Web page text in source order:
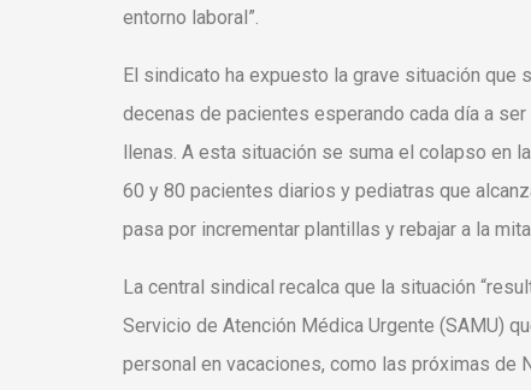
entorno laboral”.
El sindicato ha expuesto la grave situación que
decenas de pacientes esperando cada día a
llenas. A esta situación se suma el colapso en
60 y 80 pacientes diarios y pediatras que
pasa por incrementar plantillas y rebajar a la
La central sindical recalca que la situación
Servicio de Atención Médica Urgente (SAMU)
personal en vacaciones, como las próximas de